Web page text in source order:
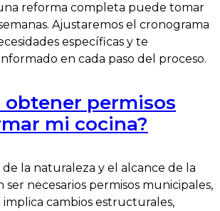
reforma completa puede tomar
Ajustaremos el cronograma
específicas y te
en cada paso del proceso.
obtener permisos
mi cocina?
la naturaleza y el alcance de la
necesarios permisos municipales,
implica cambios estructurales,